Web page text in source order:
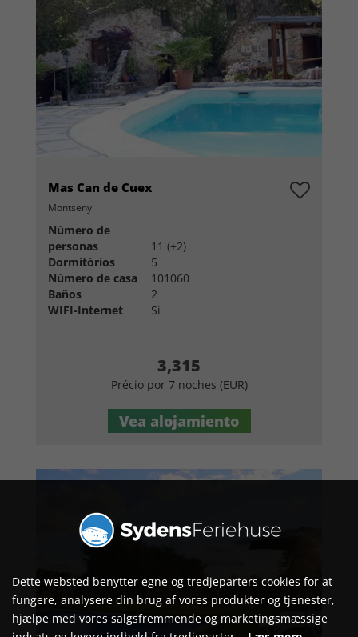
Mas Can de Cuex
Montseny
Número de
personas
11 (+2)
Dormitórios
5
Número de casa
101060
Baños
2
WIFI-Internet
Si
3,315
Précio por 7 noches (EUR)
Vea alojamiento
Dette websted benytter egne og tredjeparters cookies for at
fungere, analysere din brug af vores produkter og tjenester,
hjælpe med vores salgsfremmende og marketingsmæssige